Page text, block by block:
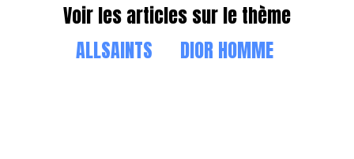
Voir les articles sur le thème
ALLSAINTS
DIOR HOMME